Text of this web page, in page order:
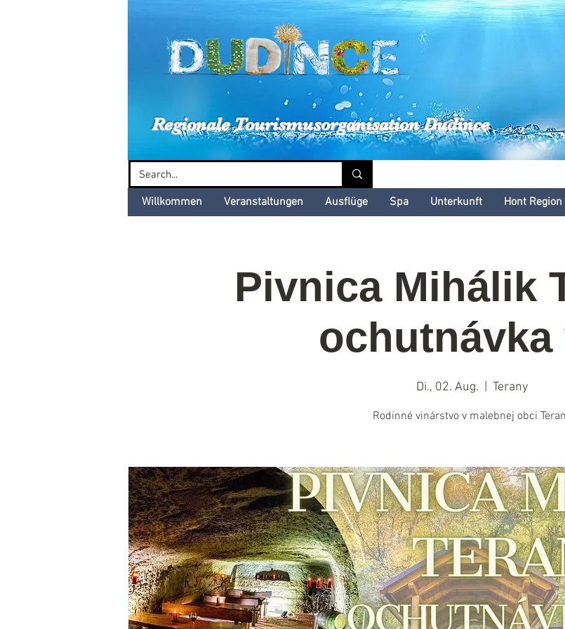
Dudinské kultúrne leto
Regionale Tourismusorganisation Dudince
Willkommen Veranstaltungen Ausflüge Spa Unterkunft Hont Region
Pivnica Mihálik
ochutnávka
Di., 02. Aug. Terany
Rodinné vinárstvo v malebnej obci